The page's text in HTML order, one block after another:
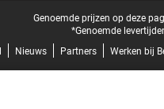
Genoemde prijzen op deze
*Genoemde
Nieuws Partners Werken bij